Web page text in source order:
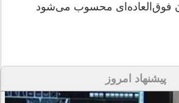
فوق‌العاده‌ای محسوب می‌شود
پیشنهاد امروز